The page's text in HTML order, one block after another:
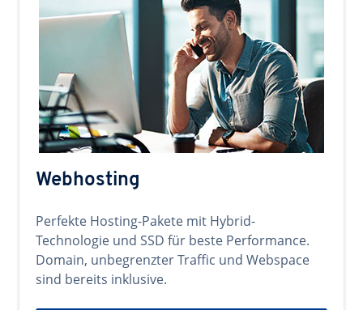
Webhosting
Perfekte Hosting-Pakete mit Hybrid-
Technologie und SSD für beste Performance.
Domain, unbegrenzter Traffic und Webspace
sind bereits inklusive.